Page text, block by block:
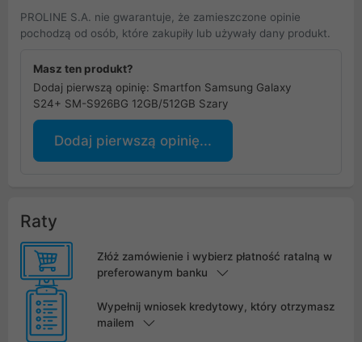
PROLINE S.A. nie gwarantuje, że zamieszczone opinie
pochodzą od osób, które zakupiły lub używały dany produkt.
Masz ten produkt?
Dodaj pierwszą opinię: Smartfon Samsung Galaxy
S24+ SM-S926BG 12GB/512GB Szary
Dodaj pierwszą opinię...
Raty
Złóż zamówienie i wybierz płatność ratalną w
preferowanym banku
Wypełnij wniosek kredytowy, który otrzymasz
mailem